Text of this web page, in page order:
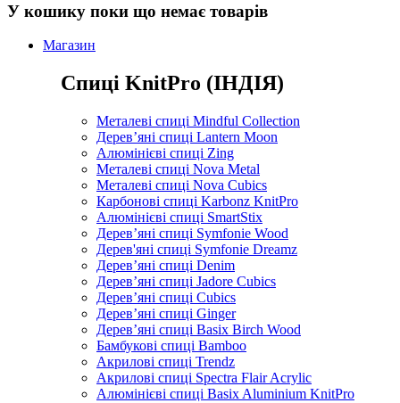
У кошику поки що немає товарів
Магазин
Спиці KnitPro (ІНДІЯ)
Металеві спиці Mindful Collection
Дерев’яні спиці Lantern Moon
Алюмінієві спиці Zing
Металеві спиці Nova Metal
Металеві спиці Nova Cubics
Карбонові спиці Karbonz KnitPro
Алюмінієві спиці SmartStix
Дерев’яні спиці Symfonie Wood
Дерев'яні спиці Symfonie Dreamz
Дерев’яні спиці Denim
Дерев’яні спиці Jadore Cubics
Дерев’яні спиці Cubics
Дерев’яні спиці Ginger
Дерев’яні спиці Basix Birch Wood
Бамбукові спиці Bamboo
Акрилові спиці Trendz
Акрилові спиці Spectra Flair Acrylic
Алюмінієві спиці Basix Aluminium KnitPro